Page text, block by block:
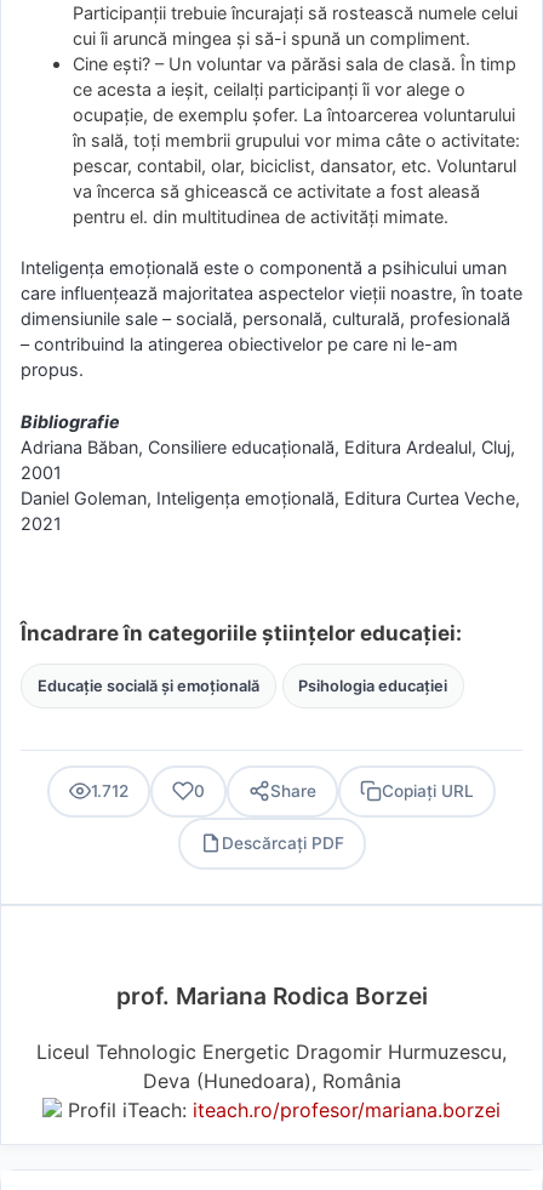
Participanții trebuie încurajați să rostească numele celui
cui îi aruncă mingea și să-i spună un compliment.
Cine ești? – Un voluntar va părăsi sala de clasă. În timp
ce acesta a ieșit, ceilalți participanți îi vor alege o
ocupație, de exemplu șofer. La întoarcerea voluntarului
în sală, toți membrii grupului vor mima câte o activitate:
pescar, contabil, olar, biciclist, dansator, etc. Voluntarul
va încerca să ghicească ce activitate a fost aleasă
pentru el. din multitudinea de activități mimate.
Inteligența emoțională este o componentă a psihicului uman
care influențează majoritatea aspectelor vieții noastre, în toate
dimensiunile sale – socială, personală, culturală, profesională
– contribuind la atingerea obiectivelor pe care ni le-am
propus.
Bibliografie
Adriana Băban, Consiliere educațională, Editura Ardealul, Cluj,
2001
Daniel Goleman, Inteligența emoțională, Editura Curtea Veche,
2021
Încadrare în categoriile științelor educației:
Educație socială și emoțională Psihologia educației
1.712 0 Share Copiați URL
Descărcați PDF
prof. Mariana Rodica Borzei
Liceul Tehnologic Energetic Dragomir Hurmuzescu,
Deva (Hunedoara), România
Profil iTeach: iteach.ro/profesor/mariana.borzei